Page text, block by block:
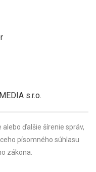
s.r.o.
ďalšie šírenie správ,
písomného súhlasu
zákona.